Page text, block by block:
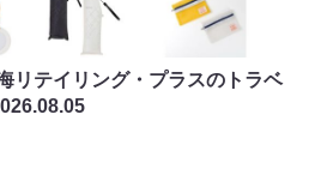
リテイリング・プラスのトラベ